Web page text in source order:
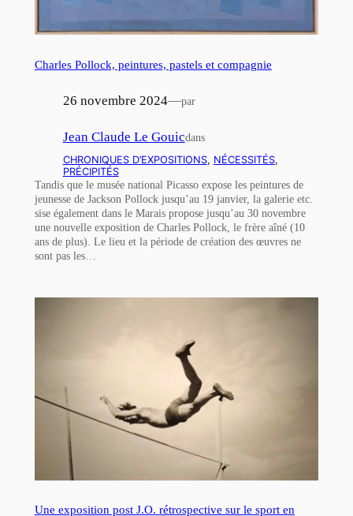
Charles Pollock, peintures, pastels et compagnie
26 novembre 2024—par
Jean Claude Le Gouicdans
CHRONIQUES D’EXPOSITIONS, NÉCESSITÉS
PRÉCIPITÉS
Tandis que le musée national Picasso expose les peintures de
jeunesse de Jackson Pollock jusqu’au 19 janvier, la galerie etc.
sise également dans le Marais propose jusqu’au 30 novembre
une nouvelle exposition de Charles Pollock, le frère aîné (10
ans de plus). Le lieu et la période de création des œuvres ne
sont pas les…
Une exposition post J.O. rétrospective sur le sport en